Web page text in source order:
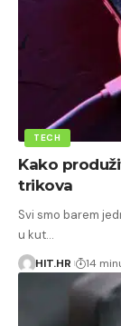
TECH
Kako
trikova
Svi smo barem
u kut…
HIT.HR 14